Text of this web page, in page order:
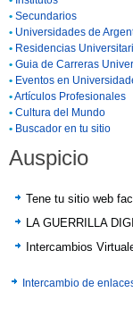
• Secundarios
• Universidades de
• Residencias
• Guia de Carreras
• Eventos en
•Artículos Profesionales
• Cultura del Mundo
• Buscador en tu sitio
Auspicio
Tene tu sitio web
LA GUERRILLA
Intercambios
Intercambio de